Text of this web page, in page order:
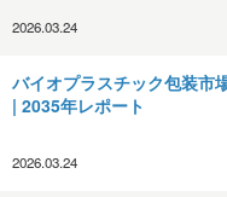
2026.03.24
バイオプラスチック包装市
| 2035年レポート
2026.03.24